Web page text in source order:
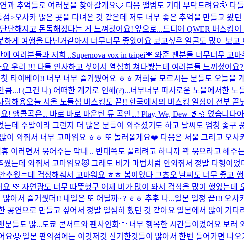
과 추억들로 여러분을 찾아갈게요🩵 다음 앨범도 기대 부탁드려요🤭 다
>오사카 많은 곳을 다녀온 것 같은데 저도 너무 좋은 추억을 만들고 왔
단해지고 돈독해졌다는 게 느껴졌어요! 앞으로...드디어 QWER 버스킹
게 여행을 다닌거같아서 너무너무 좋았어요 보고싶은 얼굴도 많이 보고
여러분들과 저희...Supernova vox in taipei💗 와준 팬분들 너무너무 고
우리 !!! 다들 인사하고 싶어서 열심히 쳐다봤는데 여러분들 느끼셨어요
이베이!! 너무 너무 즐거웠어요 ㅎㅎ 저희를 모르시는 분들도 오늘을
...! (그건 나) 어떠한 계기로 인해(?)...너무너무 따사로운 노을에서한 노
랑해용오늘 서울 노들섬 버스킹도 끝!! 한국에서의 버스킹 일정이 전부
! 앵콜곡은... 바로 바로 마운틴 듀 곡인...! Play, We, Dew 🥤🫧 였습니다
데 주말이라 그런지 더 많은 분들이 와주셨기도 하고 날씨도 엄청 좋구
이 와줘서 너무 고마워요 ㅎㅎ 또 놀러올게요❤️ 다음은 서울 그리고 오사
이러면서 묶어주는 막내... 반대쪽도 풀리려고 하니까 꽉 묶으라고 해주
는데 와줘서 고마워요😻 그래도 비가 마법처럼 안와줘서 정말 다행이었
웠는데 걱정해줘서 고마워요 ㅎㅎ 봄이었다 그쵸오 날씨도 너무 좋고
💚 자연광도 너무 따뜻했구 어제 비가 많이 와서 걱정을 많이 했었는데
아서 즐거웠더!! 내일은 또 어딜까~? ㅎㅎ 추후 나...일본 일정 끝!!! 오사
연으로 만들고 싶어서 정말 열심히 했던 것 같아요 일본에서 많이 기다
분들도 많...도쿄 콘서트와 팬사인회🩵 너무 행복한 시간들이었어요 보
🤤 일본 편의점에는 이것저것 신기한것들이 많아서 한번 들어가면 나